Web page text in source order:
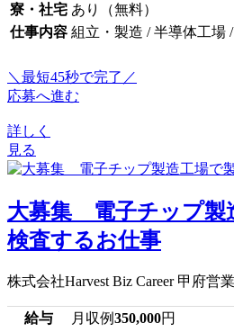
寮・社宅 あり（無料）
仕事内容 組立・製造 / 半導体工場
＼最短45秒で完了／
応募へ進む
詳しく
見る
大募集 電子チップ製
検査するお仕事
株式会社Harvest Biz Career 甲府営
給与 月収例350,000円